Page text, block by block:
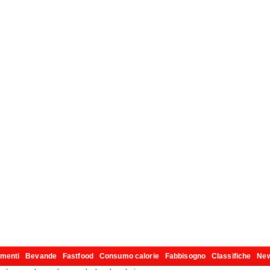
Bevande Fastfood Consumo calorie Fabbisogno Classifiche